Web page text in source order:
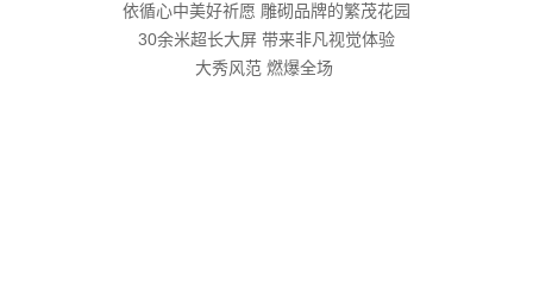
依循心中美好祈愿 雕砌品牌的繁茂花园
30余米超长大屏 带来非凡视觉体验
大秀风范 燃爆全场